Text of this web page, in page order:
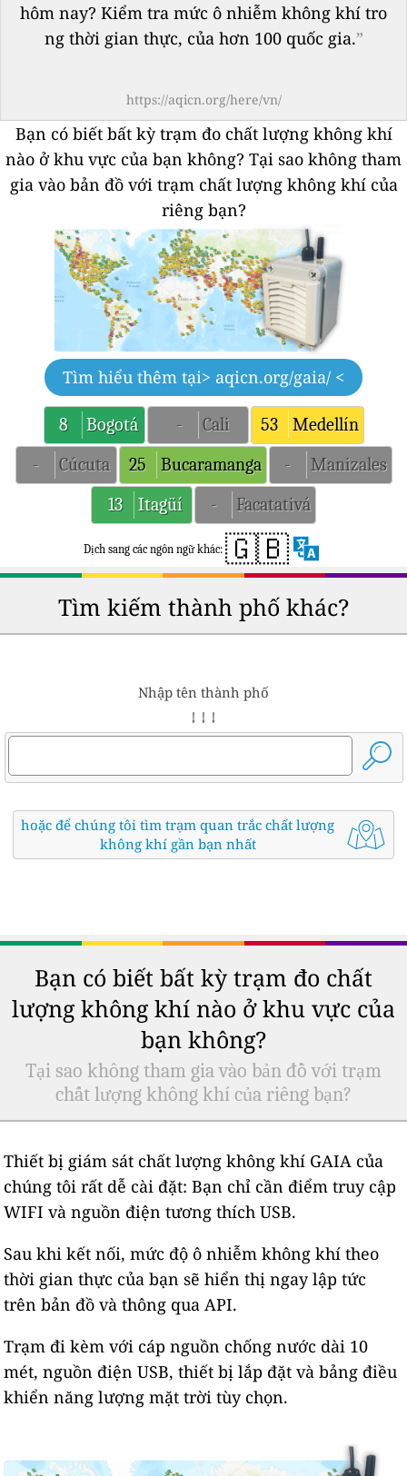
hôm nay? Kiểm tra mức ô nhiễm không khí tro
ng thời gian thực, của hơn 100 quốc gia.”
https://aqicn.org/here/vn/
Bạn có biết bất kỳ trạm đo chất lượng không khí
nào ở khu vực của bạn không? Tại sao không tham
gia vào bản đồ với trạm chất lượng không khí của
riêng bạn?
Tìm hiểu thêm tại> aqicn.org/gaia/ <
8 Bogotá - Cali 53
Medellín
-
Cúcuta 25 Bucaramanga -
Manizales
13
Itagüí - Facatativá
Dịch sang các ngôn ngữ khác: 🇬🇧
Tìm kiếm thành phố khác?
Nhập tên thành phố
↓ ↓ ↓
hoặc để chúng tôi tìm trạm quan trắc chất lượng
không khí gần bạn nhất
Bạn có biết bất kỳ trạm đo chất
lượng không khí nào ở khu vực của
bạn không?
Tại sao không tham gia vào bản đồ với trạm
chất lượng không khí của riêng bạn?
Thiết bị giám sát chất lượng không khí GAIA của
chúng tôi rất dễ cài đặt: Bạn chỉ cần điểm truy cập
WIFI và nguồn điện tương thích USB.
Sau khi kết nối, mức độ ô nhiễm không khí theo
thời gian thực của bạn sẽ hiển thị ngay lập tức
trên bản đồ và thông qua API.
Trạm đi kèm với cáp nguồn chống nước dài 10
mét, nguồn điện USB, thiết bị lắp đặt và bảng điều
khiển năng lượng mặt trời tùy chọn.